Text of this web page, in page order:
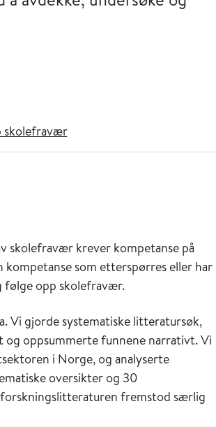
skolefravær
skolefravær krever kompetanse på
som etterspørres eller har
følge opp skolefravær.
Vi gjorde systematiske litteratursøk,
oppsummerte funnene narrativt. Vi
i Norge, og analyserte
oversikter og 30
fremstod særlig